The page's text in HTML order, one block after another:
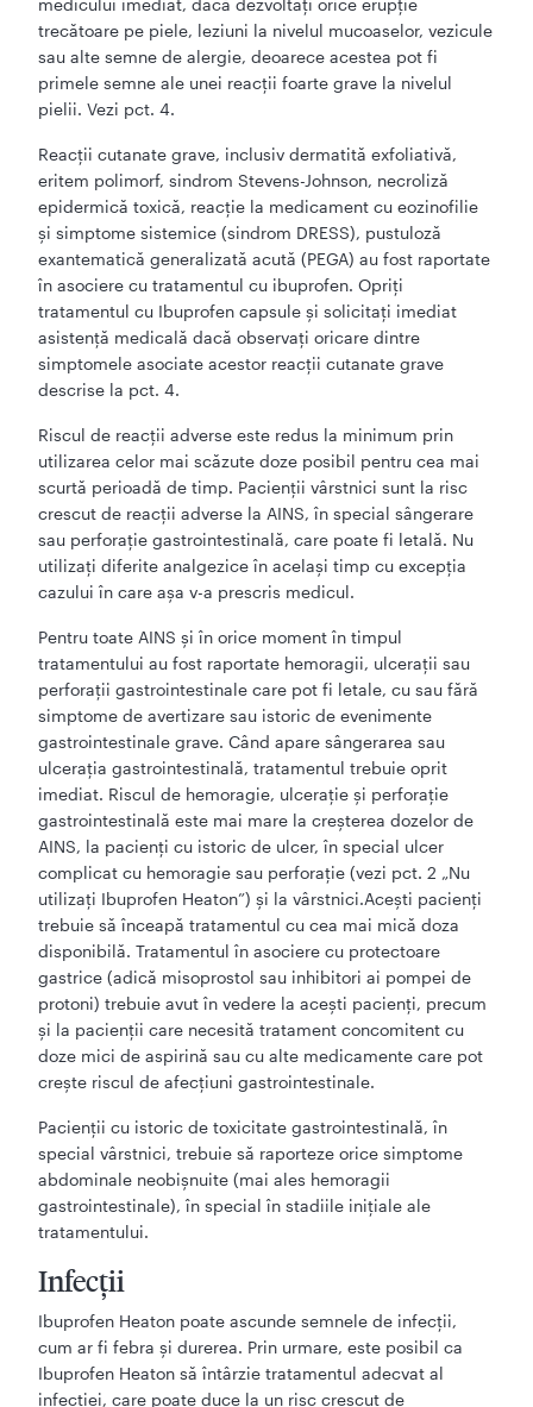
trecătoare pe piele, leziuni la nivelul mucoaselor, vezicule
sau alte semne de alergie, deoarece acestea pot fi
primele semne ale unei reacții foarte grave la nivelul
pielii. Vezi pct. 4.
Reacții cutanate grave, inclusiv dermatită exfoliativă,
eritem polimorf, sindrom Stevens-Johnson, necroliză
epidermică toxică, reacție la medicament cu eozinofilie
și simptome sistemice (sindrom DRESS), pustuloză
exantematică generalizată acută (PEGA) au fost raportate
în asociere cu tratamentul cu ibuprofen. Opriți
tratamentul cu Ibuprofen capsule și solicitați imediat
asistență medicală dacă observați oricare dintre
simptomele asociate acestor reacții cutanate grave
descrise la pct. 4.
Riscul de reacții adverse este redus la minimum prin
utilizarea celor mai scăzute doze posibil pentru cea mai
scurtă perioadă de timp. Pacienții vârstnici sunt la risc
crescut de reacții adverse la AINS, în special sângerare
sau perforație gastrointestinală, care poate fi letală. Nu
utilizați diferite analgezice în același timp cu excepția
cazului în care așa v-a prescris medicul.
Pentru toate AINS și în orice moment în timpul
tratamentului au fost raportate hemoragii, ulcerații sau
perforații gastrointestinale care pot fi letale, cu sau fără
simptome de avertizare sau istoric de evenimente
gastrointestinale grave. Când apare sângerarea sau
ulcerația gastrointestinală, tratamentul trebuie oprit
imediat. Riscul de hemoragie, ulcerație și perforație
gastrointestinală este mai mare la creșterea dozelor de
AINS, la pacienți cu istoric de ulcer, în special ulcer
complicat cu hemoragie sau perforație (vezi pct. 2 „Nu
utilizați Ibuprofen Heaton”) și la vârstnici.Acești pacienți
trebuie să înceapă tratamentul cu cea mai mică doza
disponibilă. Tratamentul în asociere cu protectoare
gastrice (adică misoprostol sau inhibitori ai pompei de
protoni) trebuie avut în vedere la acești pacienți, precum
și la pacienții care necesită tratament concomitent cu
doze mici de aspirină sau cu alte medicamente care pot
crește riscul de afecțiuni gastrointestinale.
Pacienții cu istoric de toxicitate gastrointestinală, în
special vârstnici, trebuie să raporteze orice simptome
abdominale neobișnuite (mai ales hemoragii
gastrointestinale), în special în stadiile inițiale ale
tratamentului.
Infecții
Ibuprofen Heaton poate ascunde semnele de infecții,
cum ar fi febra și durerea. Prin urmare, este posibil ca
Ibuprofen Heaton să întârzie tratamentul adecvat al
infecției, care poate duce la un risc crescut de